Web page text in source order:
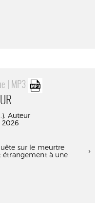
| MP3
Auteur
2026
sur le meurtre
à une